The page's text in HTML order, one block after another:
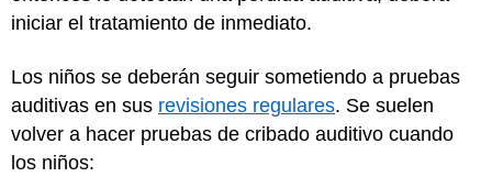
iniciar el tratamiento de inmediato.
Los niños se deberán seguir sometiendo a pruebas
auditivas en sus revisiones regulares. Se suelen
volver a hacer pruebas de cribado auditivo cuando
los niños: